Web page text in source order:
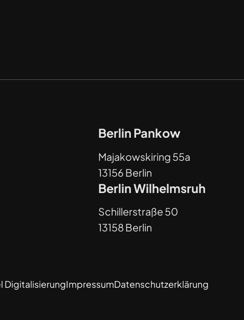
Berlin Pankow
Majakowskiring 55a
13156 Berlin
Berlin Wilhelmsruh
Schillerstraße 50
13158 Berlin
DigitalisierungImpressumDatenschutzerklärung